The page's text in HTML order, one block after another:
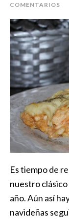
COMENTARIOS
Es tiempo de
nuestro clásico
año. Aún así
navideñas